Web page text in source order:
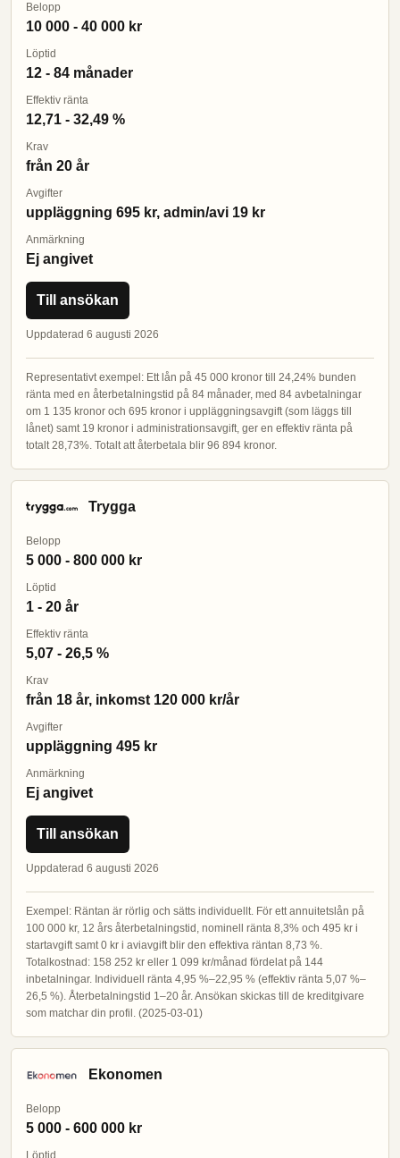
Belopp
10 000 - 40 000 kr
Löptid
12 - 84 månader
Effektiv ränta
12,71 - 32,49 %
Krav
från 20 år
Avgifter
uppläggning 695 kr, admin/avi 19 kr
Anmärkning
Ej angivet
Till ansökan
Uppdaterad 6 augusti 2026
Representativt exempel: Ett lån på 45 000 kronor till 24,24% bunden
ränta med en återbetalningstid på 84 månader, med 84 avbetalningar
om 1 135 kronor och 695 kronor i uppläggningsavgift (som läggs till
lånet) samt 19 kronor i administrationsavgift, ger en effektiv ränta på
totalt 28,73%. Totalt att återbetala blir 96 894 kronor.
Trygga
Belopp
5 000 - 800 000 kr
Löptid
1 - 20 år
Effektiv ränta
5,07 - 26,5 %
Krav
från 18 år, inkomst 120 000 kr/år
Avgifter
uppläggning 495 kr
Anmärkning
Ej angivet
Till ansökan
Uppdaterad 6 augusti 2026
Exempel: Räntan är rörlig och sätts individuellt. För ett annuitetslån på
100 000 kr, 12 års återbetalningstid, nominell ränta 8,3% och 495 kr i
startavgift samt 0 kr i aviavgift blir den effektiva räntan 8,73 %.
Totalkostnad: 158 252 kr eller 1 099 kr/månad fördelat på 144
inbetalningar. Individuell ränta 4,95 %–22,95 % (effektiv ränta 5,07 %–
26,5 %). Återbetalningstid 1–20 år. Ansökan skickas till de kreditgivare
som matchar din profil. (2025-03-01)
Ekonomen
Belopp
5 000 - 600 000 kr